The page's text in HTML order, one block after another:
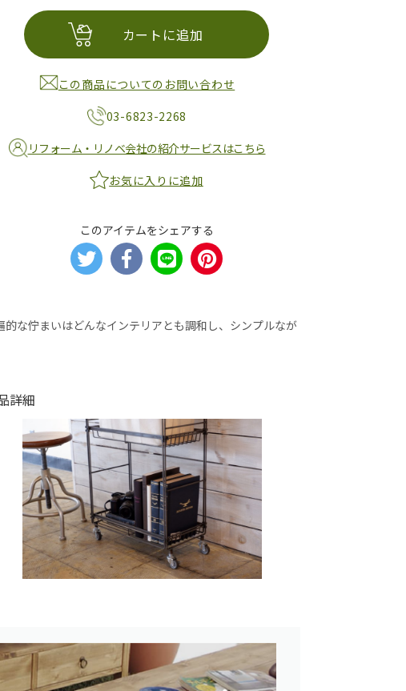
カートに追加
この商品についてのお問い合わせ
03-6823-2268
リフォーム・リノベ会社の紹介サービスはこちら
お気に入りに追加
このアイテムをシェアする
な佇まいはどんなインテリアとも調和し、シンプルなが
詳細